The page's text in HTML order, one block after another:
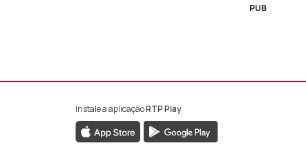
PUB
da RTP África
da RTP África
YouTube da RTP África
Instale a aplicaçãoRTP Play